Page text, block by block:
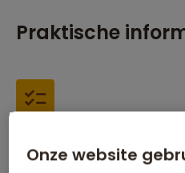
Praktische
Onze website